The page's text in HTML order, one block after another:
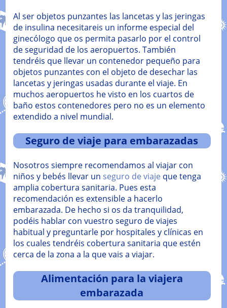
Al ser objetos punzantes las lancetas y las jeringas
de insulina necesitareis un informe especial del
ginecólogo que os permita pasarlo por el control
de seguridad de los aeropuertos. También
tendréis que llevar un contenedor pequeño para
objetos punzantes con el objeto de desechar las
lancetas y jeringas usadas durante el viaje. En
muchos aeropuertos he visto en los cuartos de
baño estos contenedores pero no es un elemento
extendido a nivel mundial.
Seguro de viaje para embarazadas
Nosotros siempre recomendamos al viajar con
niños y bebés llevar un seguro de viajeque tenga
amplia cobertura sanitaria. Pues esta
recomendación es extensible a hacerlo
embarazada. De hecho si os da tranquilidad,
podéis hablar con vuestro seguro de viajes
habitual y preguntarle por hospitales y clínicas en
los cuales tendréis cobertura sanitaria que estén
cerca de la zona a la que vais a viajar.
Alimentación para la viajera
embarazada